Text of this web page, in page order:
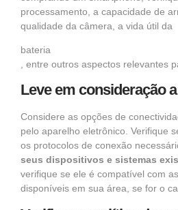
processamento, a capacidade de
qualidade da câmera, a vida útil da
bateria
, entre outros aspectos relevantes
Leve em consideração
Considere as opções de
pelo aparelho eletrônico. Verifique
os protocolos de conexão
seus dispositivos e sistemas
verifique se ele é compatível com
disponíveis em sua área, se for o